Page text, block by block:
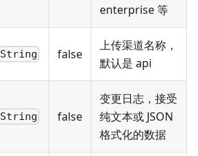
enterprise 等
String false
上传渠道名称，
默认是 api
String false
变更日志，接受
纯文本或 JSON
格式化的数据